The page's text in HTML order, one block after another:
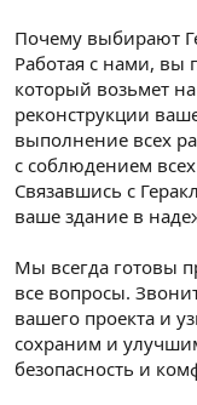
Почему выбирают
Работая с нами, вы
который возьмет
реконструкции
выполнение всех
с соблюдением
Связавшись с
ваше здание в
Мы всегда готовы
все вопросы.
вашего проекта и
сохраним и
безопасность и